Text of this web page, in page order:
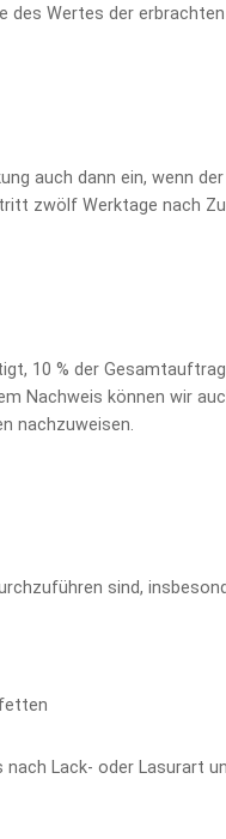
Wertes der
auch dann ein, wenn
zwölf Werktage nach
10 % der
Nachweis können wir
nachzuweisen.
sind,
Lack- oder Lasurart